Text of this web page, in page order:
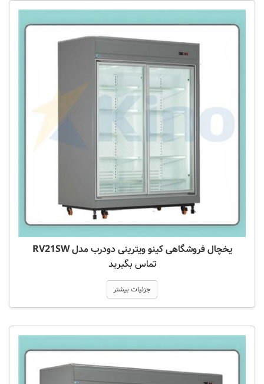
یخچال فروشگاهی کینو ویترینی دودرب مدل RV21SW
تماس بگیرید
جزئیات بیشتر